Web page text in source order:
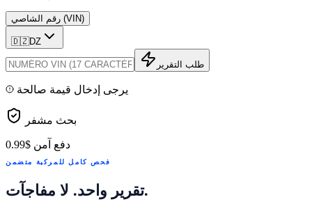
رقم الشاصي (VIN)
🇩🇿DZ
طلب التقرير
يرجى إدخال قيمة صالحة
بحث مشفر
دفع آمن $0.99
فحص كامل للمركبة متضمن
تقرير واحد. لا مفاجآت.